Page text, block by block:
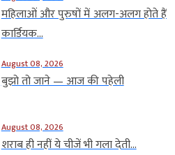
महिलाओं और पुरुषों में अलग-अलग होते हैं
कार्डियक...
August 08, 2026
बुझो तो जाने — आज की पहेली
August 08, 2026
शराब ही नहीं ये चीजें भी गला देती...